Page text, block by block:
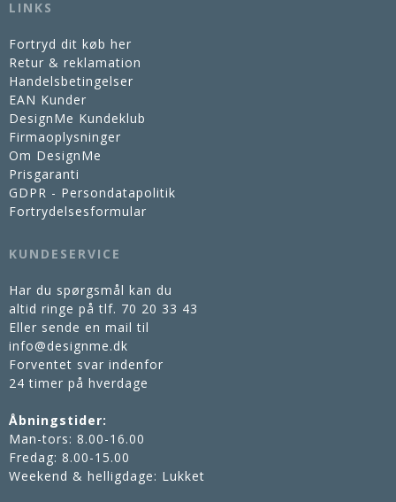
LINKS
Fortryd dit køb her
Retur & reklamation
Handelsbetingelser
EAN Kunder
DesignMe Kundeklub
Firmaoplysninger
Om DesignMe
Prisgaranti
GDPR - Persondatapolitik
Fortrydelsesformular
KUNDESERVICE
Har du spørgsmål kan du
altid ringe på tlf. 70 20 33 43
Eller sende en mail til
info@designme.dk
Forventet svar indenfor
24 timer på hverdage
Åbningstider:
Man-tors: 8.00-16.00
Fredag: 8.00-15.00
Weekend & helligdage: Lukket